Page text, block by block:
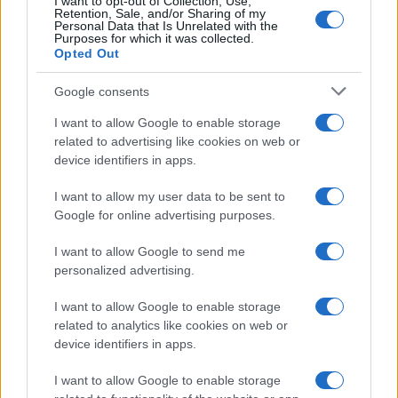
Retention, Sale, and/or Sharing of my
Personal Data that Is Unrelated with the
Purposes for which it was collected.
Opted Out
Google consents
I want to allow Google to enable storage
related to advertising like cookies on web or
device identifiers in apps.
I want to allow my user data to be sent to
Google for online advertising purposes.
I want to allow Google to send me
personalized advertising.
I want to allow Google to enable storage
related to analytics like cookies on web or
device identifiers in apps.
I want to allow Google to enable storage
una distribuzione più uniforme tra le diverse
di importo fino a 20.000 euro, con il 31%del
totale che si concentra nella classe al di sotto dei
5.000 euro
25,7% in quella compresa tra 5.001
20.000 euro.
DIFFUSI
Nel corso del 2021 è stata ancora una volta la
classe superiore ai 5 anniad essere risultata la
del totale, nel tentativo di ridurre il peso delle